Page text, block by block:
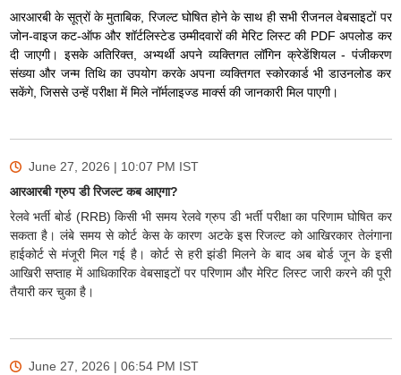
आरआरबी के सूत्रों के मुताबिक, रिजल्ट घोषित होने के साथ ही सभी रीजनल वेबसाइटों पर
जोन-वाइज कट-ऑफ और शॉर्टलिस्टेड उम्मीदवारों की मेरिट लिस्ट की PDF अपलोड कर
दी जाएगी। इसके अतिरिक्त, अभ्यर्थी अपने व्यक्तिगत लॉगिन क्रेडेंशियल - पंजीकरण
संख्या और जन्म तिथि का उपयोग करके अपना व्यक्तिगत स्कोरकार्ड भी डाउनलोड कर
सकेंगे, जिससे उन्हें परीक्षा में मिले नॉर्मलाइज्ड मार्क्स की जानकारी मिल पाएगी।
June 27, 2026 | 10:07 PM IST
आरआरबी ग्रुप डी रिजल्ट कब आएगा?
रेलवे भर्ती बोर्ड (RRB) किसी भी समय रेलवे ग्रुप डी भर्ती परीक्षा का परिणाम घोषित कर
सकता है। लंबे समय से कोर्ट केस के कारण अटके इस रिजल्ट को आखिरकार तेलंगाना
हाईकोर्ट से मंजूरी मिल गई है। कोर्ट से हरी झंडी मिलने के बाद अब बोर्ड जून के इसी
आखिरी सप्ताह में आधिकारिक वेबसाइटों पर परिणाम और मेरिट लिस्ट जारी करने की पूरी
तैयारी कर चुका है।
June 27, 2026 | 06:54 PM IST